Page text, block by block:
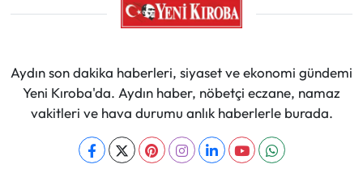
Aydın son dakika haberleri, siyaset ve ekonomi gündemi
Yeni Kıroba'da. Aydın haber, nöbetçi eczane, namaz
vakitleri ve hava durumu anlık haberlerle burada.